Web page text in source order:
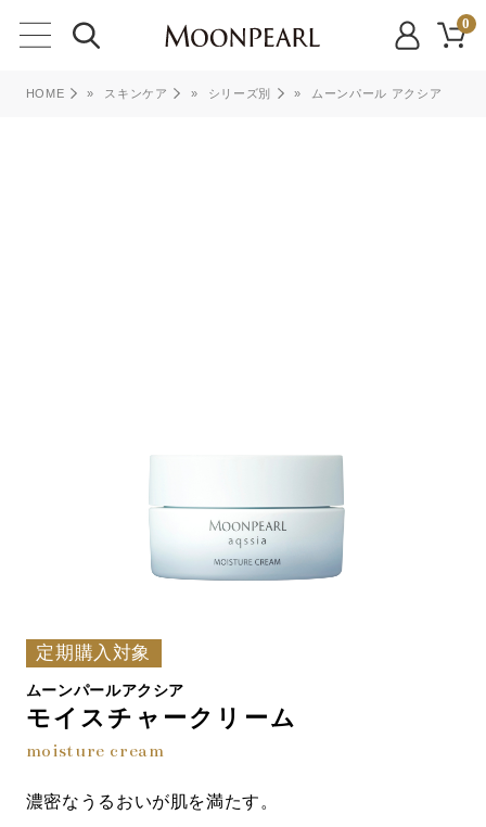
0
HOME » スキンケア » シリーズ別 » ムーンパール アクシア
定期購入対象
ムーンパールアクシア
モイスチャークリーム
moisture cream
濃密なうるおいが肌を満たす。